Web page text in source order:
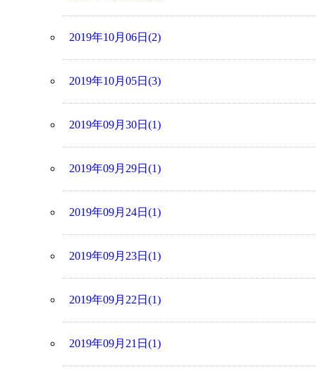
2019年10月06日(2)
2019年10月05日(3)
2019年09月30日(1)
2019年09月29日(1)
2019年09月24日(1)
2019年09月23日(1)
2019年09月22日(1)
2019年09月21日(1)